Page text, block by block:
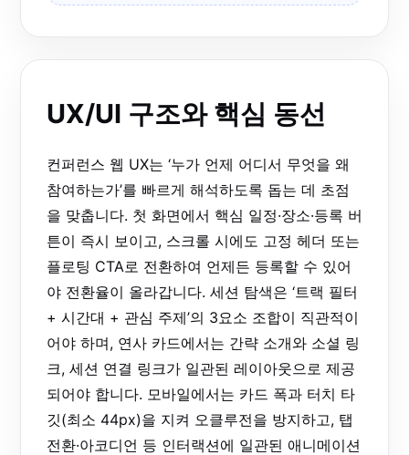
UX/UI 구조와 핵심 동선
컨퍼런스 웹 UX는 ‘누가 언제 어디서 무엇을 왜
참여하는가’를 빠르게 해석하도록 돕는 데 초점
을 맞춥니다. 첫 화면에서 핵심 일정·장소·등록 버
튼이 즉시 보이고, 스크롤 시에도 고정 헤더 또는
플로팅 CTA로 전환하여 언제든 등록할 수 있어
야 전환율이 올라갑니다. 세션 탐색은 ‘트랙 필터
+ 시간대 + 관심 주제’의 3요소 조합이 직관적이
어야 하며, 연사 카드에서는 간략 소개와 소셜 링
크, 세션 연결 링크가 일관된 레이아웃으로 제공
되어야 합니다. 모바일에서는 카드 폭과 터치 타
깃(최소 44px)을 지켜 오클루전을 방지하고, 탭
전환·아코디언 등 인터랙션에 일관된 애니메이션